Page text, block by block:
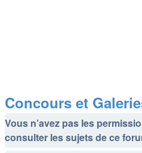
Concours et
Vous n’avez pas les
consulter les sujets de ce